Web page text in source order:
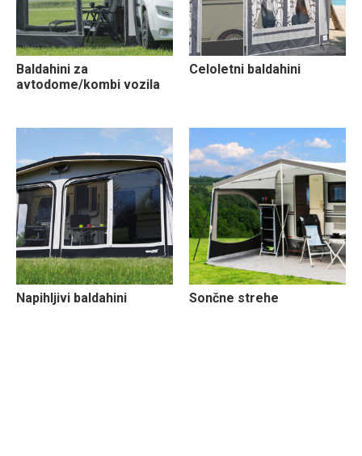
Baldahini za
avtodome/kombi vozila
Celoletni baldahini
Napihljivi baldahini Sončne strehe